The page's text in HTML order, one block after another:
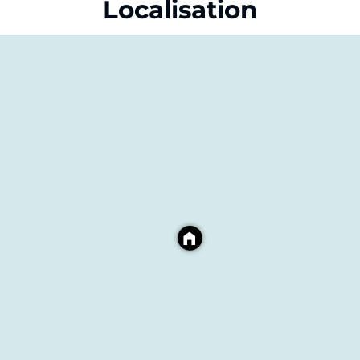
tranquillité et potentiel se rencontrent pour créer un
Localisation